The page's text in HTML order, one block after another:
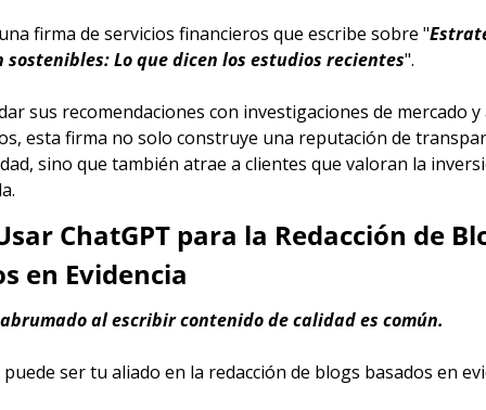
firma de servicios financieros que escribe sobre "
sostenibles: Lo que dicen los estudios recientes".
sus recomendaciones con investigaciones de mercado y
esta firma no solo construye una reputación de
sino que también atrae a clientes que valoran la
ChatGPT para la Redacción de
en Evidencia
al escribir contenido de calidad es común.
puede ser tu aliado en la redacción de blogs basados en